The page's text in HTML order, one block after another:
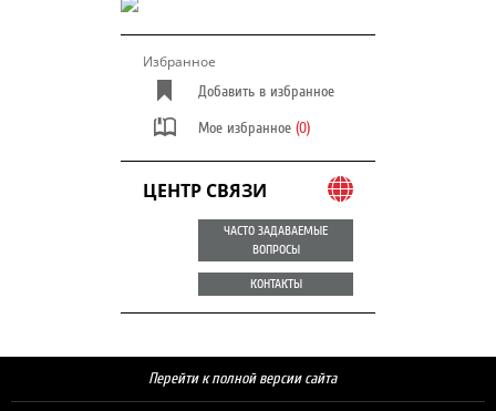
Избранное
Добавить в избранное
Мое избранное (0)
ЦЕНТР СВЯЗИ
ЧАСТО ЗАДАВАЕМЫЕ
ВОПРОСЫ
КОНТАКТЫ
Перейти к полной версии сайта